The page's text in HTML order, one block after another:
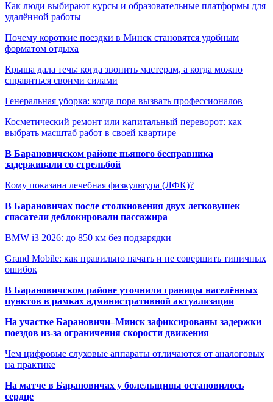
Как люди выбирают курсы и образовательные платформы для
удалённой работы
Почему короткие поездки в Минск становятся удобным
форматом отдыха
Крыша дала течь: когда звонить мастерам, а когда можно
справиться своими силами
Генеральная уборка: когда пора вызвать профессионалов
Косметический ремонт или капитальный переворот: как
выбрать масштаб работ в своей квартире
В Барановичском районе пьяного бесправника
задерживали со стрельбой
Кому показана лечебная физкультура (ЛФК)?
В Барановичах после столкновения двух легковушек
спасатели деблокировали пассажира
BMW i3 2026: до 850 км без подзарядки
Grand Mobile: как правильно начать и не совершить типичных
ошибок
В Барановичском районе уточнили границы населённых
пунктов в рамках административной актуализации
На участке Барановичи–Минск зафиксированы задержки
поездов из-за ограничения скорости движения
Чем цифровые слуховые аппараты отличаются от аналоговых
на практике
На матче в Барановичах у болельщицы остановилось
сердце